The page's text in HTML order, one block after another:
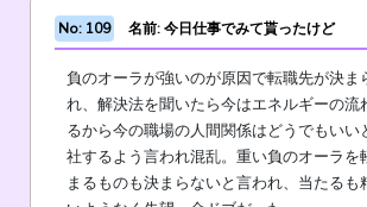
No: 109 名前: 今日仕事でみて貰ったけど
負のオーラが強いのが原因で転職先が決ま
れ、解決法を聞いたら今はエネルギーの流
るから今の職場の人間関係はどうでもいい
社するよう言われ混乱。重い負のオーラを
まるものも決まらないと言われ、当たるも